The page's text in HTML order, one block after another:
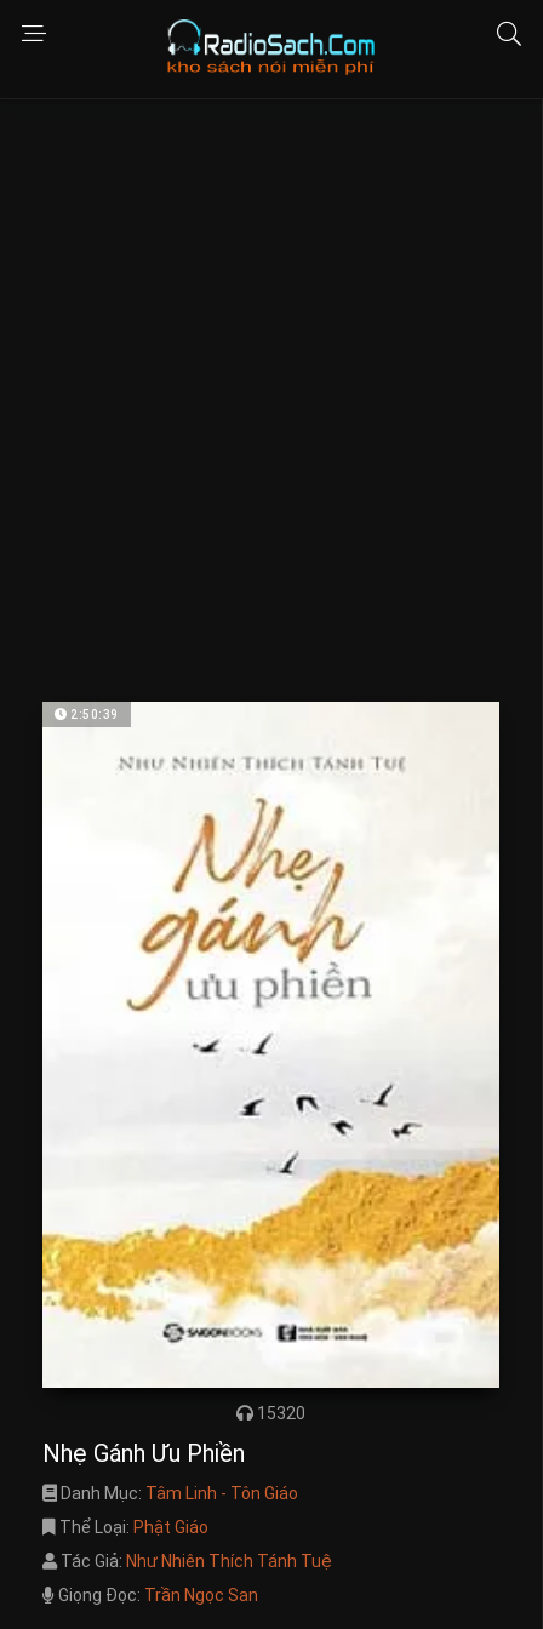
2:50:39
15320
Nhẹ Gánh Ưu Phiền
Danh Mục: Tâm Linh - Tôn Giáo
Thể Loại: Phật Giáo
Tác Giả: Như Nhiên Thích Tánh Tuệ
Giọng Đọc: Trần Ngọc San